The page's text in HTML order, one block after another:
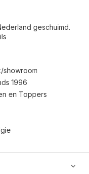
geschuimd.
showroom
1996
en Toppers